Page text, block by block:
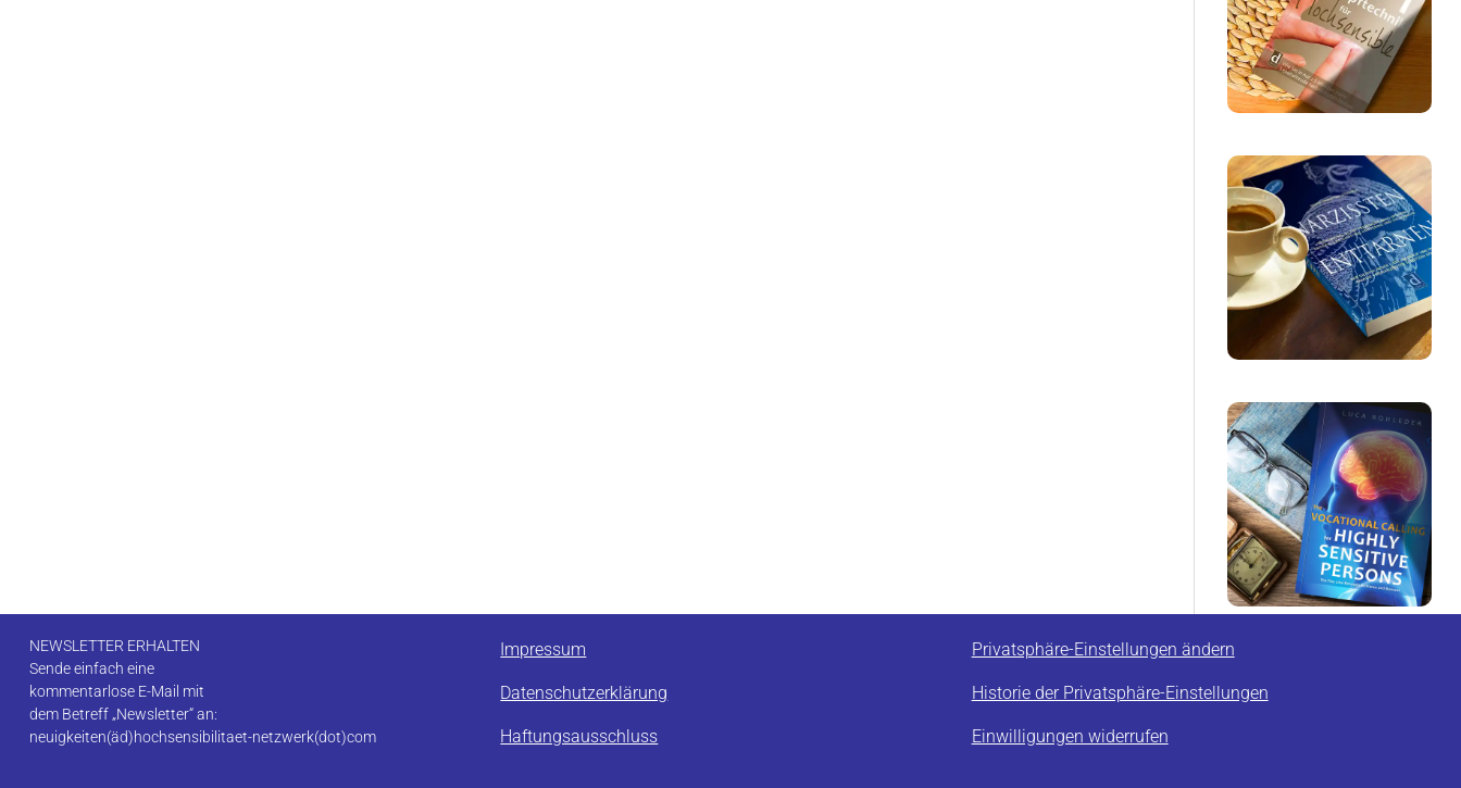
NEWSLETTER ERHALTEN
Sende einfach eine
kommentarlose E-Mail mit
dem Betreff „Newsletter“ an:
neuigkeiten(äd)hochsensibilitaet-netzwerk(dot)com
Impressum
Datenschutzerklärung
Haftungsausschluss
Privatsphäre-Einstellungen ändern
Historie der Privatsphäre-Einstellungen
Einwilligungen widerrufen